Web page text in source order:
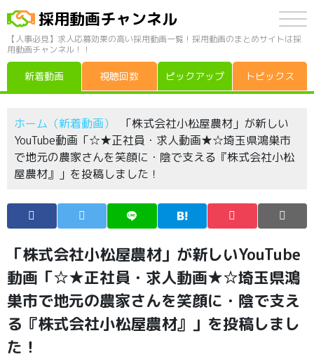
採用動画チャンネル
【人事必見】求人応募効果の高い採用動画一覧！採用動画のまとめサイトは採
用動画チャンネル！！
新着動画 視聴回数 ピックアップ トピックス
ホーム（新着動画）
「株式会社小松屋農材」が新しい
YouTube動画「☆★正社員・求人動画★☆埼玉県鴻巣市
で地元の農家さんを笑顔に・陰で支える『株式会社小松
屋農材』」を投稿しました！
「株式会社小松屋農材」が新しいYouTube
動画「☆★正社員・求人動画★☆埼玉県鴻
巣市で地元の農家さんを笑顔に・陰で支え
る『株式会社小松屋農材』」を投稿しまし
た！